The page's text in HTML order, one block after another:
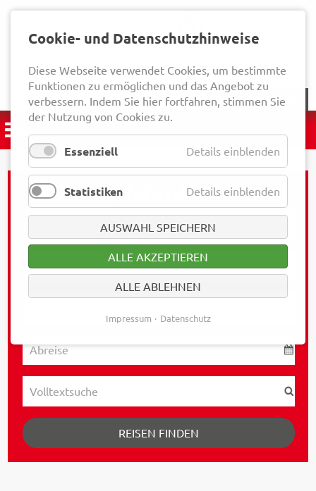
NEWSLETTER
REISEN FINDEN
Cookie- und Datenschutzhinweise
Diese Webseite verwendet Cookies, um bestimmte
Funktionen zu ermöglichen und das Angebot zu
verbessern. Indem Sie hier fortfahren, stimmen Sie
der Nutzung von Cookies zu.
Essenziell Details einblenden
Statistiken Details einblenden
AUSWAHL SPEICHERN
ALLE AKZEPTIEREN
ALLE ABLEHNEN
Impressum Datenschutz